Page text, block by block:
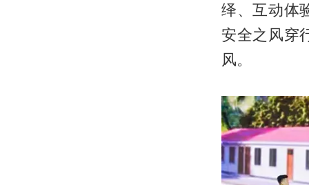
绎、互动体
安全之风穿
风。